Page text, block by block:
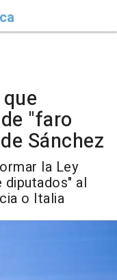
"faro
Sánchez
la Ley
diputados" al
o Italia